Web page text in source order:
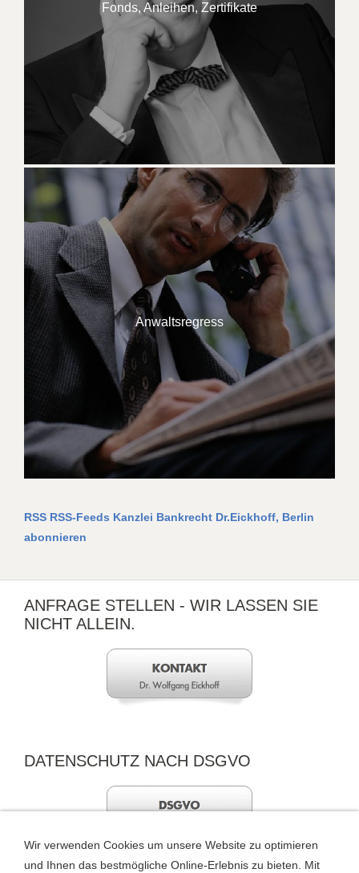
Fonds, Anleihen, Zertifikate
Anwaltsregress
RSS RSS-Feeds Kanzlei Bankrecht Dr.Eickhoff, Berlin
abonnieren
ANFRAGE STELLEN - WIR LASSEN SIE
NICHT ALLEIN.
DATENSCHUTZ NACH DSGVO
Wir verwenden Cookies um unsere Website zu optimieren
und Ihnen das bestmögliche Online-Erlebnis zu bieten. Mit